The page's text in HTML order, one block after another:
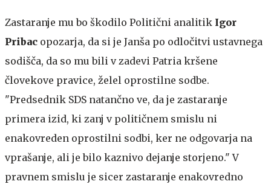
Zastaranje mu bo škodilo Politični analitik Igor
Pribac opozarja, da si je Janša po odločitvi ustavnega
sodišča, da so mu bili v zadevi Patria kršene
človekove pravice, želel oprostilne sodbe.
"Predsednik SDS natančno ve, da je zastaranje
primera izid, ki zanj v političnem smislu ni
enakovreden oprostilni sodbi, ker ne odgovarja na
vprašanje, ali je bilo kaznivo dejanje storjeno." V
pravnem smislu je sicer zastaranje enakovredno